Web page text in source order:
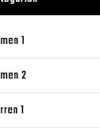
1
2
1